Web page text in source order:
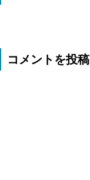
コメントを投稿